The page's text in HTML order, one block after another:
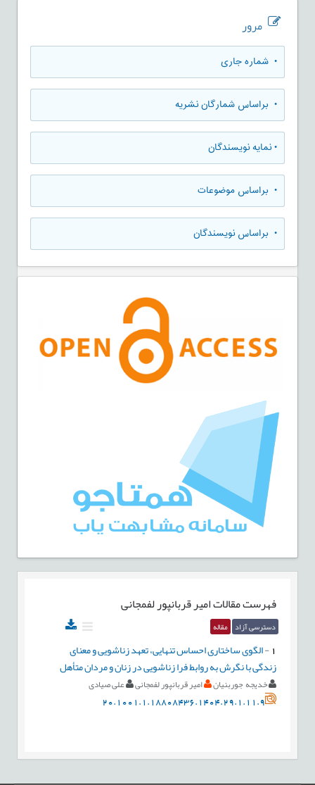
مرور
• شماره جاری
• براساس شمارگان نشریه
•نمایه نویسندگان
• براساس موضوعات
• براساس نویسندگان
فهرست مقالاتامیر قربانپور لفمجانی
دسترسی آزاد مقاله
-الگوی ساختاری احساس تنهایی، تعهد زناشویی و معنای
زندگی با نگرش به روابط فرا زناشویی در زنان و مردان متأهل
خدیجه جوربنیان امیر قربانپور لفمجانی علی صیادی
20.1001.1.18808436.1404.29.1.11.9